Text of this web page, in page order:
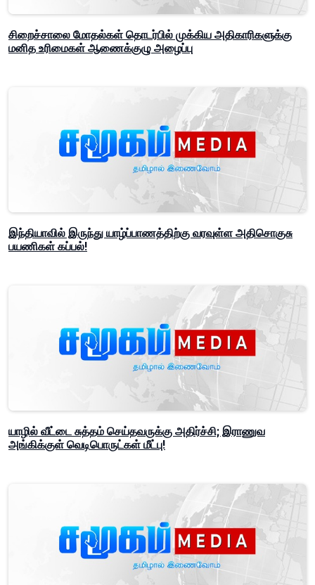
சிறைச்சாலை மோதல்கள் தொடர்பில் முக்கிய அதிகாரிகளுக்கு
மனித உரிமைகள் ஆணைக்குழு அழைப்பு
இந்தியாவில் இருந்து யாழ்ப்பாணத்திற்கு வரவுள்ள அதிசொகுசு
பயணிகள் கப்பல்!
யாழில் வீட்டை சுத்தம் செய்தவருக்கு அதிர்ச்சி; இராணுவ
அங்கிக்குள் வெடிபொருட்கள் மீட்பு!